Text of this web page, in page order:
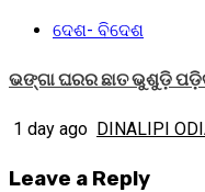
ଦେଶ- ବିଦେଶ
ଭଙ୍ଗା ଘରର ଛାତ ଭୁଶୁଡ଼ି
1 day ago DINALIPI
Leave a Reply